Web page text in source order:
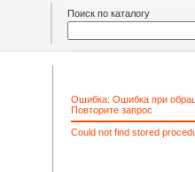
Поиск по каталогу
Ошибка: Ошибка при
Повторите запрос
Could not find stored